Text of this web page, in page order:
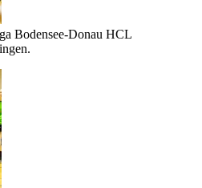
Bodensee-Donau HCL